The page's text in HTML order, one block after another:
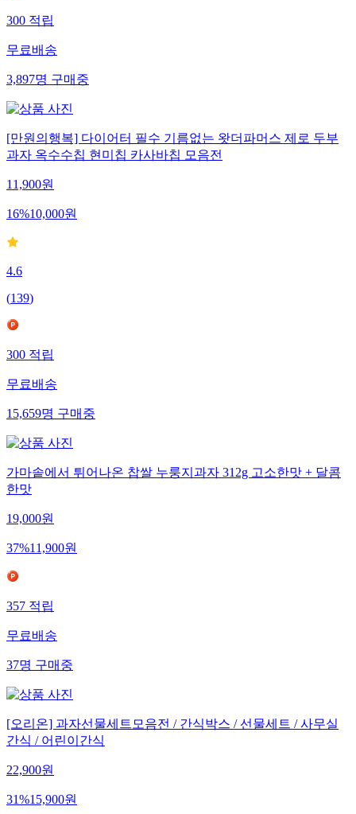
300 적립
무료배송
3,897명 구매중
[만원의행복] 다이어터 필수 기름없는 왓더파머스 제로 두부
과자 옥수수칩 현미칩 카사바칩 모음전
11,900원
16%10,000원
4.6
(139)
300 적립
무료배송
15,659명 구매중
가마솥에서 튀어나온 찹쌀 누룽지과자 312g 고소한맛 + 달콤
한맛
19,000원
37%11,900원
357 적립
무료배송
37명 구매중
[오리온] 과자선물세트모음전 / 간식박스 / 선물세트 / 사무실
간식 / 어린이간식
22,900원
31%15,900원